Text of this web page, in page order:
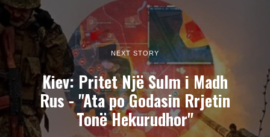
NEXT STORY
Kiev: Pritet Një Sulm i Madh
Rus - "Ata po Godasin Rrjetin
Tonë Hekurudhor"